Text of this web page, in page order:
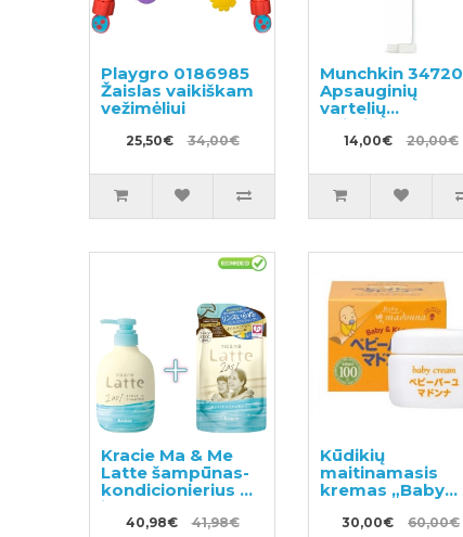
Playgro 0186985
Žaislas vaikiškam
vežimėliui
25,50€ 34,00€
Munchkin 34720
Apsauginių
vartelių
pailginimas 7cm
14,00€ 20,00€
Kracie Ma & Me
Latte šampūnas-
kondicionierius 2
in 1 490ml
+papildymas
40,98€ 41,98€
Kūdikių
maitinamasis
kremas „Baby
83g30,00€ 60,00€